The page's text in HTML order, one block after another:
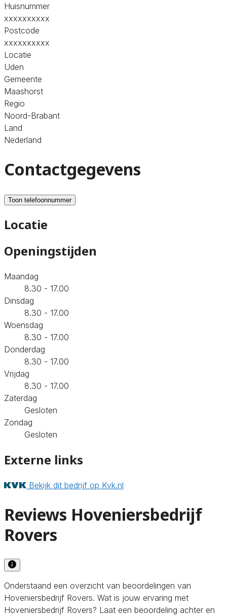
Huisnummer
xxxxxxxxxx
Postcode
xxxxxxxxxx
Locatie
Uden
Gemeente
Maashorst
Regio
Noord-Brabant
Land
Nederland
Contactgegevens
Toon telefoonnummer
Locatie
Openingstijden
Maandag
8.30 - 17.00
Dinsdag
8.30 - 17.00
Woensdag
8.30 - 17.00
Donderdag
8.30 - 17.00
Vrijdag
8.30 - 17.00
Zaterdag
Gesloten
Zondag
Gesloten
Externe links
Bekijk dit bedrijf op Kvk.nl
Reviews Hoveniersbedrijf
Rovers
Onderstaand een overzicht van beoordelingen van
Hoveniersbedrijf Rovers. Wat is jouw ervaring met
Hoveniersbedrijf Rovers? Laat een beoordeling achter en